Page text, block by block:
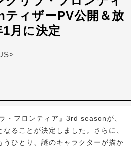
ィザーPV公開＆放
月に決定
・フロンティア』3rd seasonが、
ることが決定しました。さらに、
うひとり、謎のキャラクターが描か